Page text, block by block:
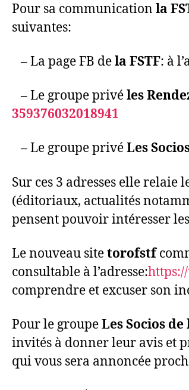
Pour sa communication la
suivantes:
– La page FB dela FSTF: à
– Le groupe privéles
359376032018941
– Le groupe privéLes
Sur ces 3 adresses elle
(éditoriaux, actualités
pensent pouvoir intéresser
Le nouveau sitetorofstf
consultable à l’adresse:
comprendre et excuser son
Pour le groupeLes Socios de
invités à donner leur avis et
qui vous sera annoncée